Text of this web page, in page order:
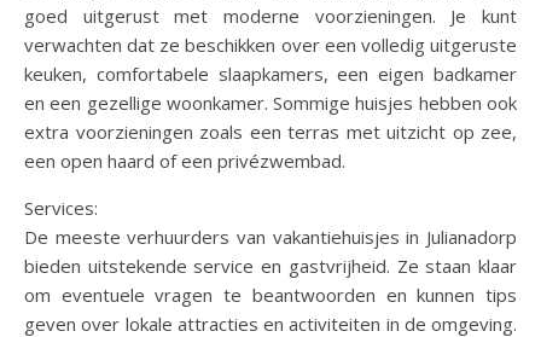
goed uitgerust met moderne voorzieningen. Je kunt
verwachten dat ze beschikken over een volledig uitgeruste
keuken, comfortabele slaapkamers, een eigen badkamer
en een gezellige woonkamer. Sommige huisjes hebben ook
extra voorzieningen zoals een terras met uitzicht op zee,
een open haard of een privézwembad.
Services:
De meeste verhuurders van vakantiehuisjes in Julianadorp
bieden uitstekende service en gastvrijheid. Ze staan klaar
om eventuele vragen te beantwoorden en kunnen tips
geven over lokale attracties en activiteiten in de omgeving.